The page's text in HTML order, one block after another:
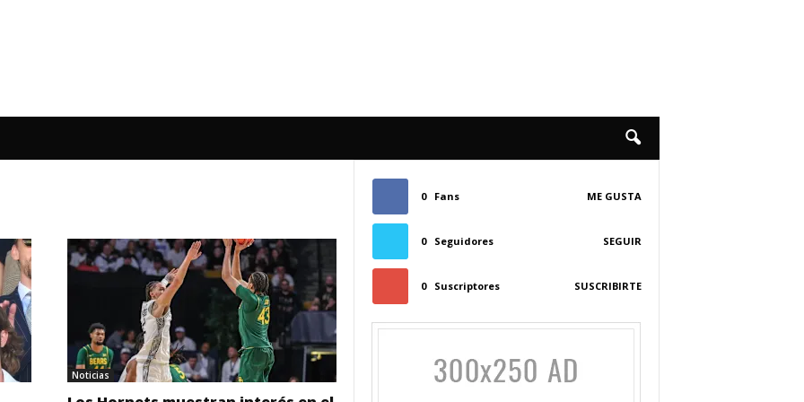
Noticias
0 Fans ME GUSTA
0 Seguidores SEGUIR
0 Suscriptores SUSCRIBIRTE